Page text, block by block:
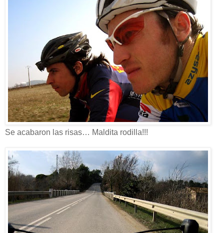
Se acabaron las risas… Maldita rodilla!!!